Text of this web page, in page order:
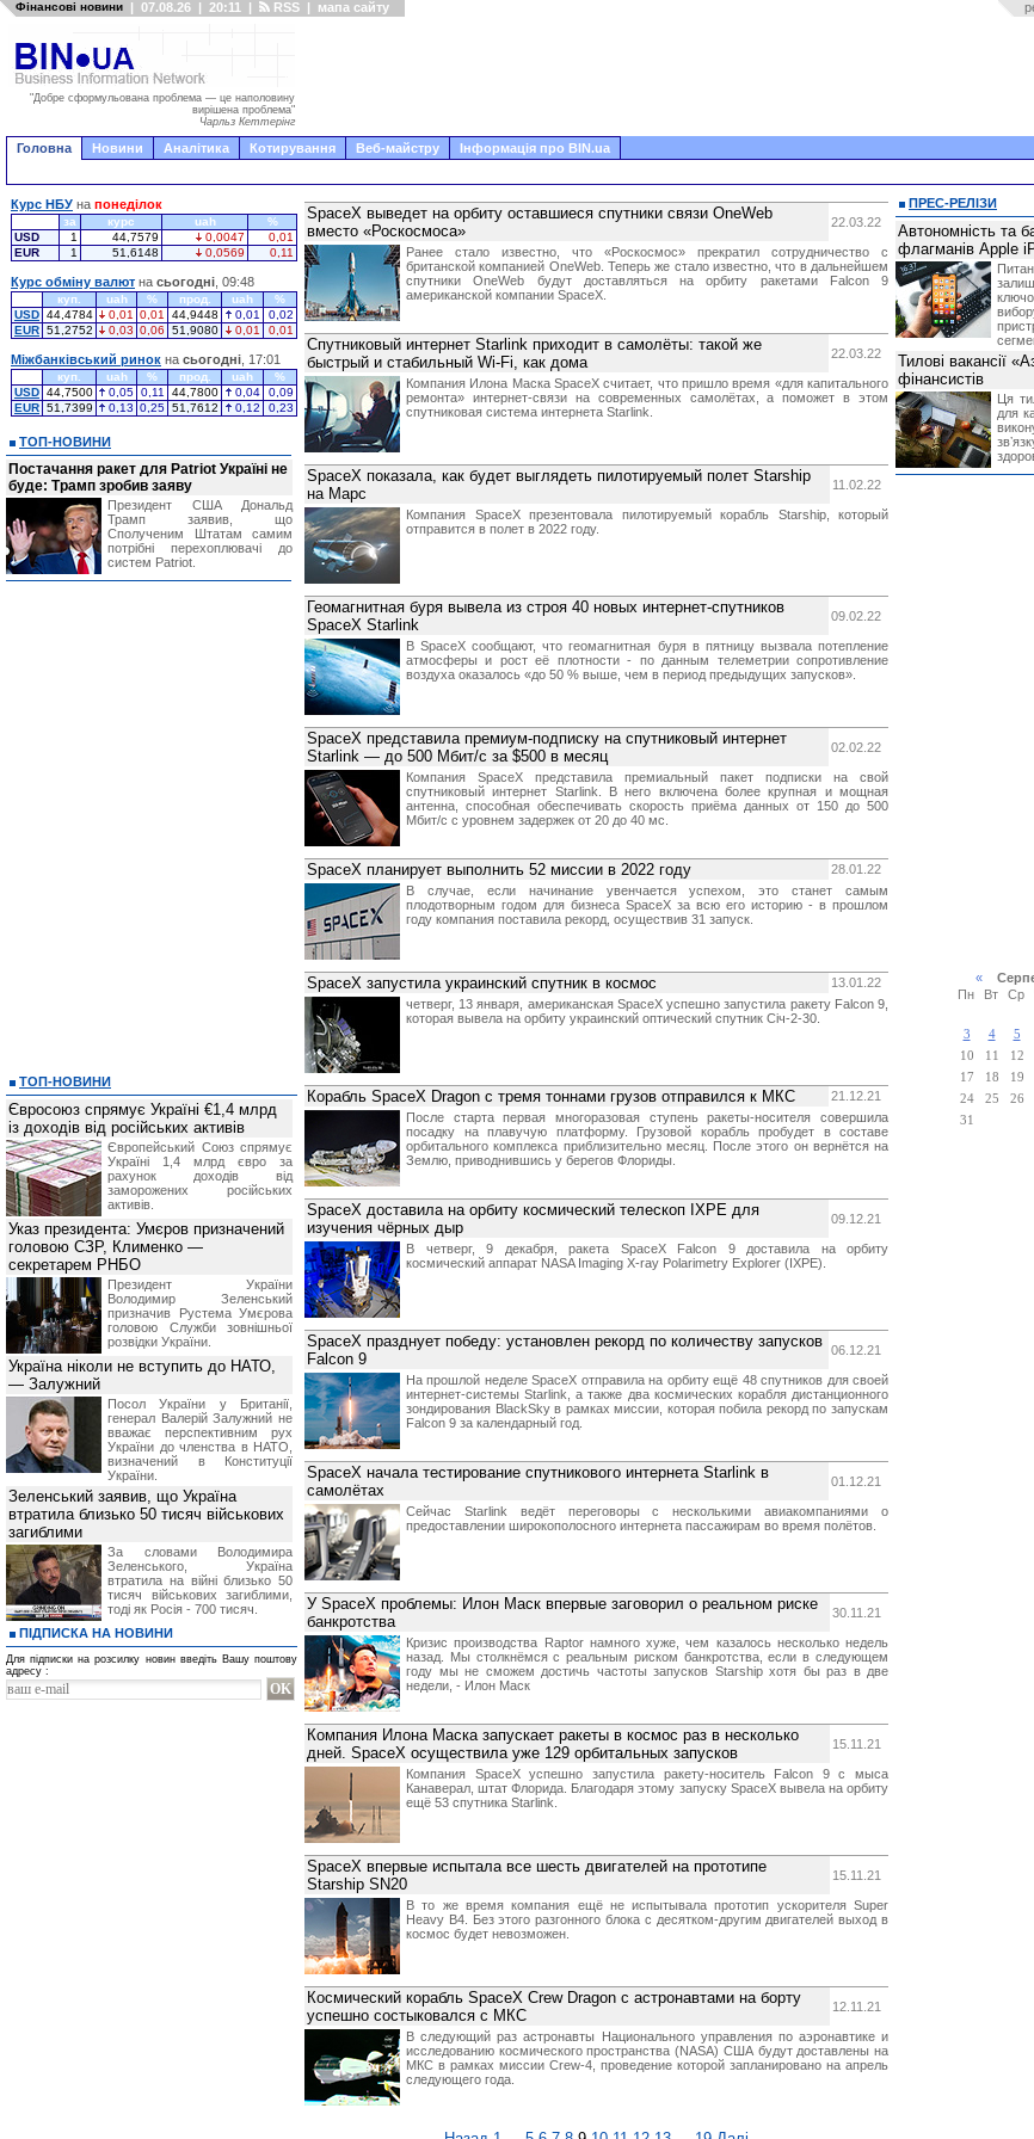
Фінансові новини | 07.08.26 | 20:11 | RSS | мапа сайту
"Добре сформульована проблема — це наполовину
вирішена проблема"
Чарльз Кеттерінг
Головна Новини Аналітика Котирування Веб-майстру Інформація про BIN.ua
SpaceX выведет на орбиту оставшиеся спутники связи OneWeb
вместо «Роскосмоса»
22.03.22
Ранее стало известно, что «Роскосмос» прекратил сотрудничество с
британской компанией OneWeb. Теперь же стало известно, что в дальнейшем
спутники OneWeb будут доставляться на орбиту ракетами Falcon 9
американской компании SpaceX.
Спутниковый интернет Starlink приходит в самолёты: такой же
быстрый и стабильный Wi-Fi, как дома
22.03.22
Компания Илона Маска SpaceX считает, что пришло время «для капитального
ремонта» интернет-связи на современных самолётах, а поможет в этом
спутниковая система интернета Starlink.
SpaceX показала, как будет выглядеть пилотируемый полет Starship
на Марс
11.02.22
Компания SpaceX презентовала пилотируемый корабль Starship, который
отправится в полет в 2022 году.
Геомагнитная буря вывела из строя 40 новых интернет-спутников
SpaceX Starlink
09.02.22
В SpaceX сообщают, что геомагнитная буря в пятницу вызвала потепление
атмосферы и рост её плотности - по данным телеметрии сопротивление
воздуха оказалось «до 50 % выше, чем в период предыдущих запусков».
SpaceX представила премиум-подписку на спутниковый интернет
Starlink — до 500 Мбит/с за $500 в месяц
02.02.22
Компания SpaceX представила премиальный пакет подписки на свой
спутниковый интернет Starlink. В него включена более крупная и мощная
антенна, способная обеспечивать скорость приёма данных от 150 до 500
Мбит/с c уровнем задержек от 20 до 40 мс.
SpaceX планирует выполнить 52 миссии в 2022 году
28.01.22
В случае, если начинание увенчается успехом, это станет самым
плодотворным годом для бизнеса SpaceX за всю его историю - в прошлом
году компания поставила рекорд, осуществив 31 запуск.
SpaceX запустила украинский спутник в космос
13.01.22
четверг, 13 января, американская SpaceX успешно запустила ракету Falcon 9,
которая вывела на орбиту украинский оптический спутник Січ-2-30.
Корабль SpaceX Dragon с тремя тоннами грузов отправился к МКС
21.12.21
После старта первая многоразовая ступень ракеты-носителя совершила
посадку на плавучую платформу. Грузовой корабль пробудет в составе
орбитального комплекса приблизительно месяц. После этого он вернётся на
Землю, приводнившись у берегов Флориды.
SpaceX доставила на орбиту космический телескоп IXPE для
изучения чёрных дыр
09.12.21
В четверг, 9 декабря, ракета SpaceX Falcon 9 доставила на орбиту
космический аппарат NASA Imaging X-ray Polarimetry Explorer (IXPE).
SpaceX празднует победу: установлен рекорд по количеству запусков
Falcon 9
06.12.21
На прошлой неделе SpaceX отправила на орбиту ещё 48 спутников для своей
интернет-системы Starlink, а также два космических корабля дистанционного
зондирования BlackSky в рамках миссии, которая побила рекорд по запускам
Falcon 9 за календарный год.
SpaceX начала тестирование спутникового интернета Starlink в
самолётах
01.12.21
Сейчас Starlink ведёт переговоры с несколькими авиакомпаниями о
предоставлении широкополосного интернета пассажирам во время полётов.
У SpaceX проблемы: Илон Маск впервые заговорил о реальном риске
банкротства
30.11.21
Кризис производства Raptor намного хуже, чем казалось несколько недель
назад. Мы столкнёмся с реальным риском банкротства, если в следующем
году мы не сможем достичь частоты запусков Starship хотя бы раз в две
недели, - Илон Маск
Компания Илона Маска запускает ракеты в космос раз в несколько
дней. SpaceX осуществила уже 129 орбитальных запусков
15.11.21
Компания SpaceX успешно запустила ракету-носитель Falcon 9 с мыса
Канаверал, штат Флорида. Благодаря этому запуску SpaceX вывела на орбиту
ещё 53 спутника Starlink.
SpaceX впервые испытала все шесть двигателей на прототипе
Starship SN20
15.11.21
В то же время компания ещё не испытывала прототип ускорителя Super
Heavy B4. Без этого разгонного блока с десятком-другим двигателей выход в
космос будет невозможен.
Космический корабль SpaceX Crew Dragon с астронавтами на борту
успешно состыковался с МКС
12.11.21
В следующий раз астронавты Национального управления по аэронавтике и
исследованию космического пространства (NASA) США будут доставлены на
МКС в рамках миссии Crew-4, проведение которой запланировано на апрель
следующего года.
Курс НБУ на понеділок
за курс uah
%
USD
1 44,7579 0,0047
0,01
EUR
1 51,6148 0,0569 0,11
Курс обміну валют на сьогодні , 09:48
куп. uah % прод. uah
%
USD 44,4784 0,01 0,01 44,9448 0,01
0,02
EUR 51,2752 0,03 0,06 51,9080 0,01 0,01
Міжбанківський ринок на сьогодні , 17:01
куп. uah % прод. uah
%
USD 44,7500 0,05 0,11 44,7800 0,04
0,09
EUR 51,7399 0,13 0,25 51,7612 0,12 0,23
ТОП-НОВИНИ
Постачання ракет для Patriot Україні не
буде: Трамп зробив заяву
Президент США Дональд
Трамп заявив, що
Сполученим Штатам самим
потрібні перехоплювачі до
систем Patriot.
ТОП-НОВИНИ
Євросоюз спрямує Україні €1,4 млрд
із доходів від російських активів
Європейський Союз спрямує
Україні 1,4 млрд євро за
рахунок доходів від
заморожених російських
активів.
Указ президента: Умєров призначений
головою СЗР, Клименко —
секретарем РНБО
Президент України
Володимир Зеленський
призначив Pустема Умєрова
головою Служби зовнішньої
розвідки України.
Україна ніколи не вступить до НАТО,
— Залужний
Посол України у Британії,
генерал Валерій Залужний не
вважає перспективним рух
України до членства в НАТО,
визначений в Конституції
України.
Зеленський заявив, що Україна
втратила близько 50 тисяч військових
загиблими
За словами Володимира
Зеленського, Україна
втратила на війні близько 50
тисяч військових загиблими,
тоді як Росія - 700 тисяч.
ПІДПИСКА НА НОВИНИ
Для підписки на розсилку новин введіть Вашу поштову
адресу :
ПРЕС-РЕЛІЗИ
Автономність та
флагманів Apple
Тилові вакансії
фінансистів
Ця
для
«
Пн
Вт Ср
3
4 5
10
11 12
17
18 19
24
25 26
31